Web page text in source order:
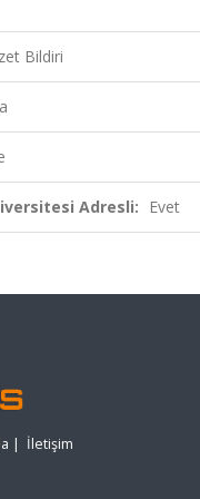
Bildiri
Adresli: Evet
| İletişim